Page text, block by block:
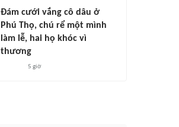
Đám cưới vắng cô dâu ở
Phú Thọ, chú rể một mình
làm lễ, hai họ khóc vì
thương
5 giờ